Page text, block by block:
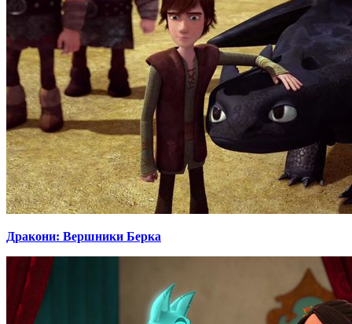
Дракони: Вершники Берка